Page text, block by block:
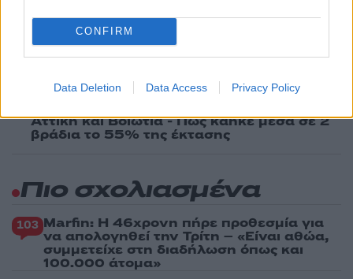
CONFIRM
Data Deletion Data Access Privacy Policy
μποφόρ στο Αιγαίο μέχρι
Δεκαπενταύγουστο
4Ο Γιώργος Κούτσιας έκανε ντεμπούτο με
Ίση με 6 βόμβες Χιροσίμα η ενέργεια που
Αττική και Βοιωτία - Πώς κάηκε μέσα σε 2
βράδια το 55% της έκτασης
Πιο σχολιασμένα
103 Marfin: Η 46χρονη πήρε προθεσμία για
να απολογηθεί την Τρίτη – «Είναι αθώα,
συμμετείχε στη διαδήλωση όπως και
100.000 άτομα»